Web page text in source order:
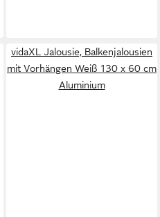
vidaXL Jalousie, Balkenjalousien
mit Vorhängen Weiß 130 x 60 cm
Aluminium